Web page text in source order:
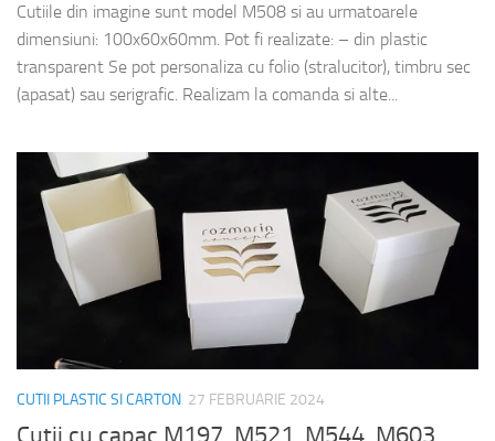
Cutiile din imagine sunt model M508 si au urmatoarele
dimensiuni: 100x60x60mm. Pot fi realizate: – din plastic
transparent Se pot personaliza cu folio (stralucitor), timbru sec
(apasat) sau serigrafic. Realizam la comanda si alte...
CUTII PLASTIC SI CARTON 27 FEBRUARIE 2024